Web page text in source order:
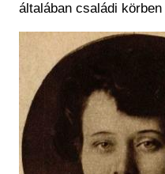
általában családi
Kép